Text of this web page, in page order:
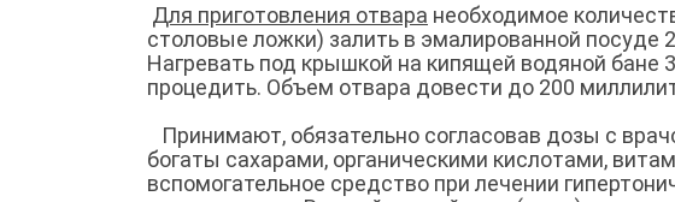
Для приготовления отвара необходимое
столовые ложки) залить в эмалированной посуде
Нагревать под крышкой на кипящей водяной бане
процедить. Объем отвара довести до 200
Принимают, обязательно согласовав дозы с
богаты сахарами, органическими кислотами,
вспомогательное средство при лечении